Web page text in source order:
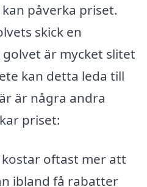
påverka priset.
skick en
är mycket slitet
kan detta leda till
är några andra
priset:
oftast mer att
ibland få rabatter